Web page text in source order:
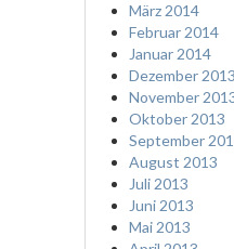
März 2014
Februar 2014
Januar 2014
Dezember 2013
November
Oktober 2013
September
August 2013
Juli 2013
Juni 2013
Mai 2013